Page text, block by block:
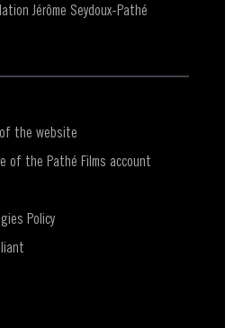
Jérôme Seydoux-Pathé
the website
of the Pathé Films account
Policy